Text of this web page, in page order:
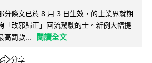
分條文已於 8 月 3 日生效，的士業界就期
「改邪歸正」回流駕駛的士。新例大幅提
高罰款...
閱讀全文
分享